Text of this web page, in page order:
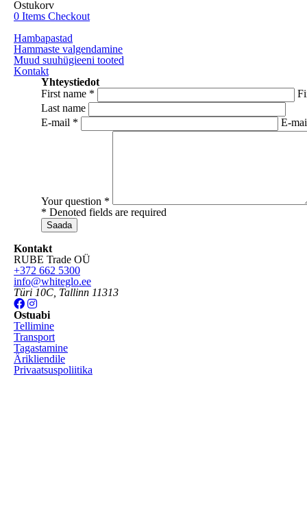
Ostukorv
0 Items Checkout
Hambapastad
Hammaste valgendamine
Muud suuhügieeni tooted
Kontakt
Yhteystiedot
First name *
Last name
E-mail * E-
Your question *
* Denoted fields are required
Kontakt
RUBE Trade OÜ
+372 662 5300
info@whiteglo.ee
Türi 10C, Tallinn 11313
Ostuabi
Tellimine
Transport
Tagastamine
Ärikliendile
Privaatsuspoliitika